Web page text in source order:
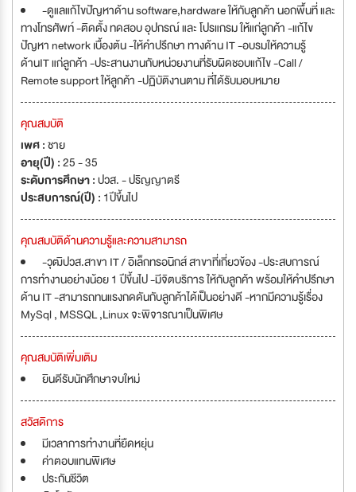
-ดูแลแก้ไขปัญหาด้าน software,hardware ให้กับลูกค้า นอกพื้นที่ และ
ทางโทรศัพท์ -ติดตั้ง ทดสอบ อุปกรณ์ และ โปรแกรม ให้แก่ลูกค้า -แก้ไข
ปัญหา network เบื้องต้น -ให้คำปรึกษา ทางด้าน IT -อบรมให้ความรู้
ด้านIT แก่ลูกค้า -ประสานงานกับหน่วยงานที่รับผิดชอบแก้ไข -Call /
Remote support ให้ลูกค้า -ปฏิบัติงานตาม ที่ได้รับมอบหมาย
คุณสมบัติ
เพศ :ชาย
อายุ(ปี) :25 - 35
ระดับการศึกษา :ปวส. - ปริญญาตรี
ประสบการณ์(ปี) : 1ปีขึ้นไป
คุณสมบัติด้านความรู้และความสามารถ
-วุฒิปวส.สาขา IT / อิเล็กทรอนิกส์ สาขาที่เกี่ยวข้อง -ประสบการณ์
การทำงานอย่างน้อย 1 ปีขึ้นไป -มีจิตบริการ ให้กับลูกค้า พร้อมให้คำปรึกษา
ด้าน IT -สามารถทนแรงกดดันกับลูกค้าได้เป็นอย่างดี -หากมีความรู้เรื่อง
MySql , MSSQL ,Linux จะพิจารณาเป็นพิเศษ
คุณสมบัติเพิ่มเติม
ยินดีรับนักศึกษาจบใหม่
สวัสดิการ
มีเวลาการทำงานที่ยืดหยุ่น
ค่าตอบแทนพิเศษ
ประกันชีวิต